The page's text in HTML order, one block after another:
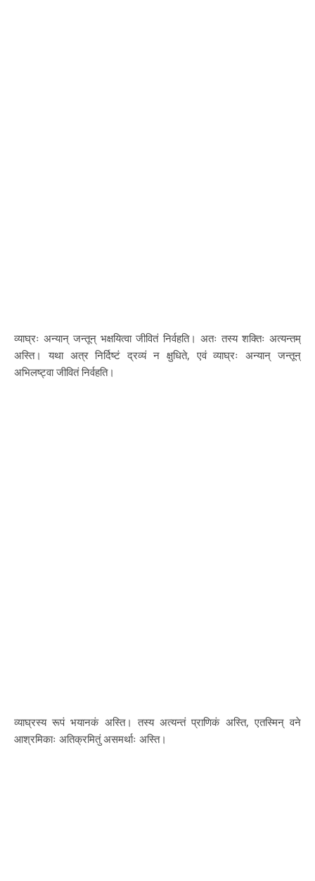
व्याघ्रः अन्यान् जन्तून् भक्षयित्वा जीवितं निर्वहति। अतः तस्य शक्तिः अत्यन्तम्
अस्ति। यथा अत्र निर्दिष्टं द्रव्यं न क्षुधिते, एवं व्याघ्रः अन्यान् जन्तून्
अभिलष्ट्वा जीवितं निर्वहति।
व्याघ्रस्य रूपं भयानकं अस्ति। तस्य अत्यन्तं प्राणिकं अस्ति, एतस्मिन् वने
आश्रमिकाः अतिक्रमितुं असमर्थाः अस्ति।